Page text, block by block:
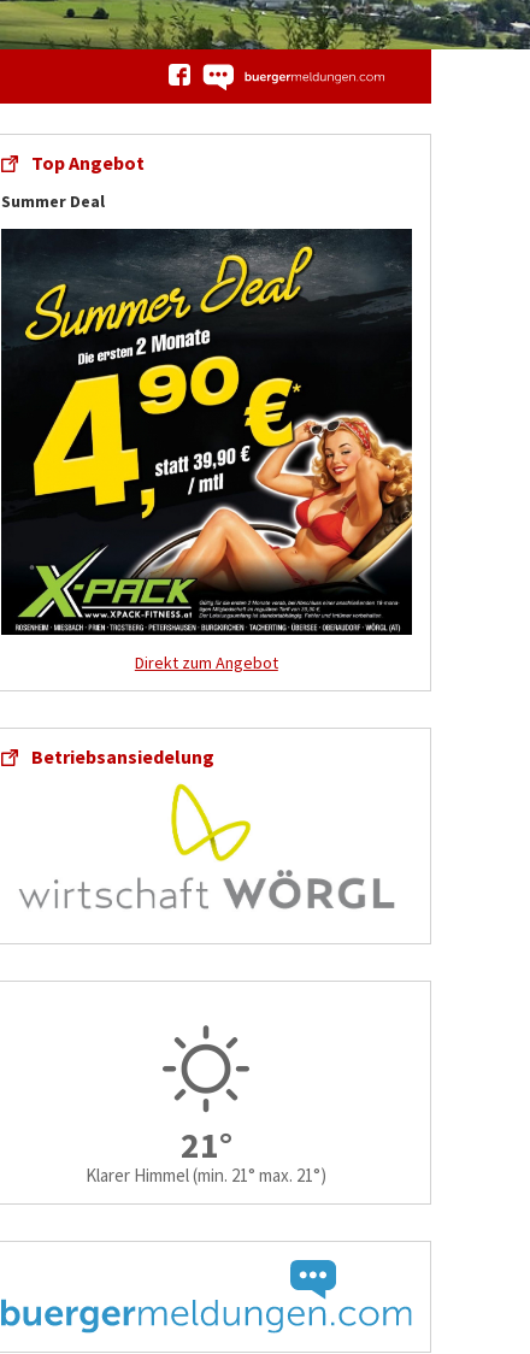
Top Angebot
Summer Deal
Direkt zum Angebot
Betriebsansiedelung
21°
Klarer Himmel(min. 21° max. 21°)